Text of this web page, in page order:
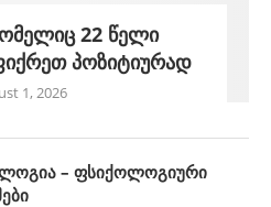
22 წელი
პოზიტიურად
1, 2026
– ფსიქოლოგიური